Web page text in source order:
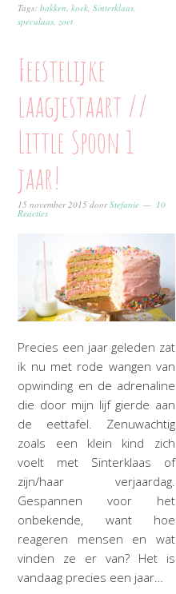
Tags:bakken ,koek ,Sinterklaas
speculaas zoet
Feestelijke
laagjestaart //
Little Spoon 1
jaar!
15 november 2015 doorStefanie 10
Reacties
Precies een jaar geleden zat
ik nu met rode wangen van
opwinding en de adrenaline
die door mijn lijf gierde aan
de eettafel. Zenuwachtig
zoals een klein kind zich
voelt met Sinterklaas of
zijn/haar verjaardag.
Gespannen voor het
onbekende, want hoe
reageren mensen en wat
vinden ze er van? Het is
vandaag precies een jaar…